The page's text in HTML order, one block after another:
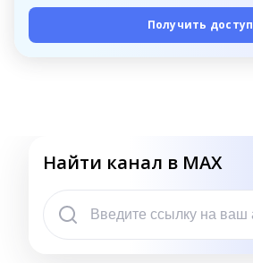
Получить доступ
Найти канал в MAX